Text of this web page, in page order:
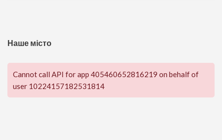
Наше місто
Cannot call API for app 405460652816219 on behalf of
user 10224157182531814